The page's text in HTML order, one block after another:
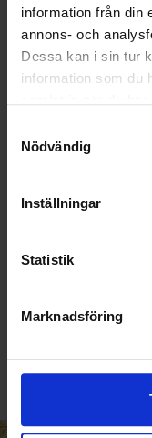
information från din
annons- och
Dessa kan i sin tur
information som du
Nödvändig
Inställningar
Statistik
Marknadsföring
010-45 00 200​